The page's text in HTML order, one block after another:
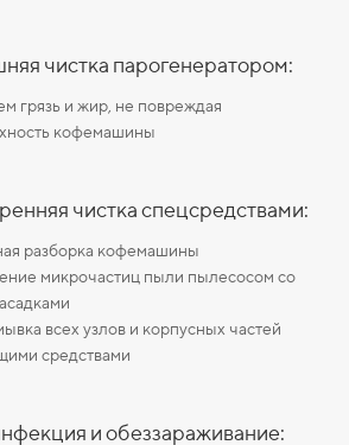
чистка парогенератором:
грязь и жир, не повреждая
кофемашины
чистка спецсредствами:
разборка кофемашины
микрочастиц пыли пылесосом со
всех узлов и корпусных частей
средствами
и обеззараживание: